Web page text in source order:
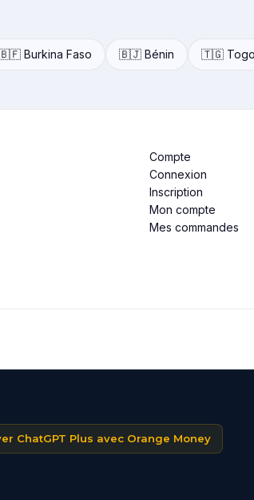
Burkina Faso 🇧🇯 Bénin 🇹🇬 Togo
Compte
Connexion
Inscription
Mon compte
Mes commandes
ChatGPT Plus avec Orange Money